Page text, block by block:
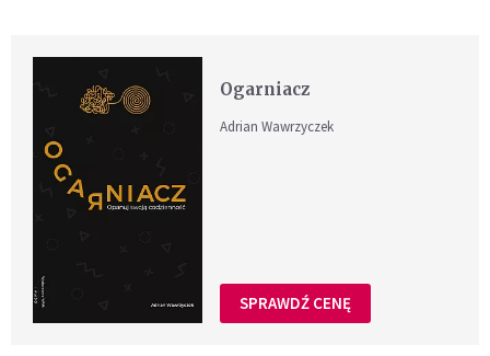
Ogarniacz
Adrian Wawrzyczek
SPRAWDŹ CENĘ